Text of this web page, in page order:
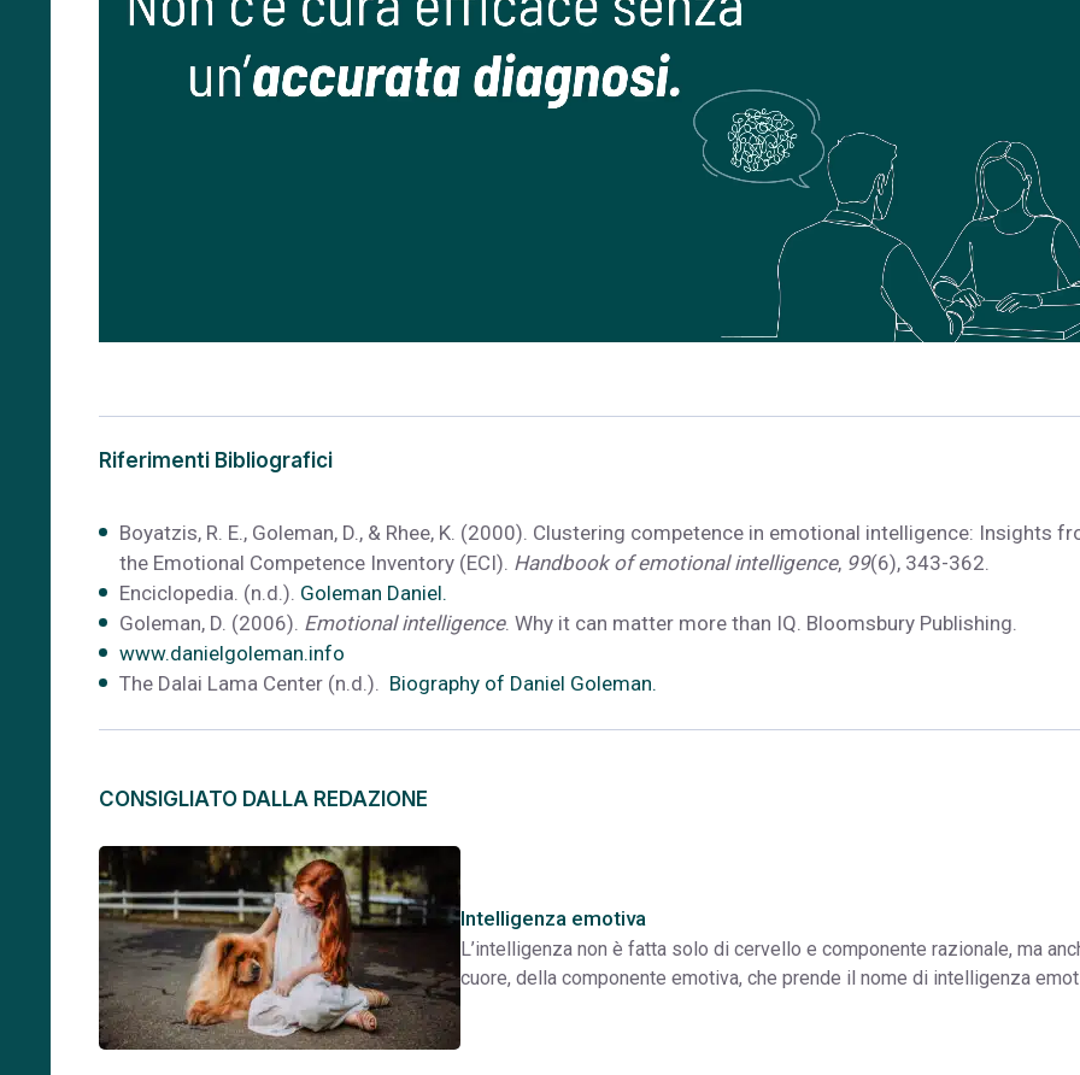
Riferimenti Bibliografici
Boyatzis, R. E., Goleman, D., & Rhee, K. (2000). Clustering competence in emotional intelligence: Insights
the Emotional Competence Inventory (ECI). Handbook of emotional intelligence, 99(6), 343-362.
Enciclopedia. (n.d.). Goleman Daniel.
Goleman, D. (2006). Emotional intelligence. Why it can matter more than IQ. Bloomsbury Publishing
www.danielgoleman.info
The Dalai Lama Center (n.d.). Biography of Daniel Goleman.
CONSIGLIATO DALLA REDAZIONE
Intelligenza emotiva
L’intelligenza non è fatta solo di cervello e componente razionale, ma
cuore, della componente emotiva, che prende il nome di intelligenza